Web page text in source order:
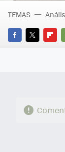
FACEBOOK
TWITTER
TEMAS